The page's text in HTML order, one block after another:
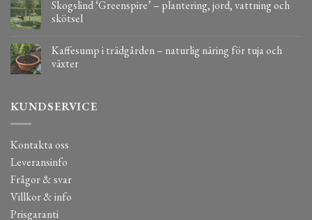
Skogslind ‘Greenspire’ – plantering, jord, vattning och
skötsel
Kaffesump i trädgården – naturlig näring för tuja och
växter
KUNDSERVICE
Kontakta oss
Leveransinfo
Frågor & svar
Villkor & info
Prisgaranti